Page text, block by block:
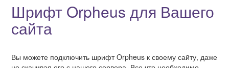
Шрифт Orpheus для Вашего
сайта
Вы можете подключить шрифт Orpheus к своему сайту, даже